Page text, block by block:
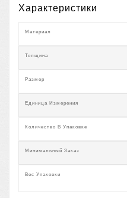
Характеристики
Материал
Толщина
Размер
Единица Измерения
Количество В Упаковке
Минимальный Заказ
Вес Упаковки